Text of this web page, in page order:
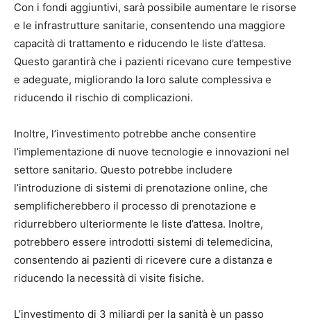
Con i fondi aggiuntivi, sarà possibile aumentare le risorse
e le infrastrutture sanitarie, consentendo una maggiore
capacità di trattamento e riducendo le liste d’attesa.
Questo garantirà che i pazienti ricevano cure tempestive
e adeguate, migliorando la loro salute complessiva e
riducendo il rischio di complicazioni.
Inoltre, l’investimento potrebbe anche consentire
l’implementazione di nuove tecnologie e innovazioni nel
settore sanitario. Questo potrebbe includere
l’introduzione di sistemi di prenotazione online, che
semplificherebbero il processo di prenotazione e
ridurrebbero ulteriormente le liste d’attesa. Inoltre,
potrebbero essere introdotti sistemi di telemedicina,
consentendo ai pazienti di ricevere cure a distanza e
riducendo la necessità di visite fisiche.
L’investimento di 3 miliardi per la sanità è un passo